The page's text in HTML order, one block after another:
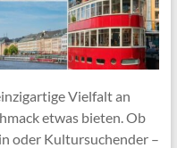
Vielfalt an
etwas bieten. Ob
oder Kultursuchender –